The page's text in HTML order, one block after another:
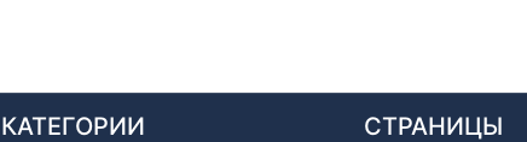
КАТЕГОРИИ СТРАНИЦЫ